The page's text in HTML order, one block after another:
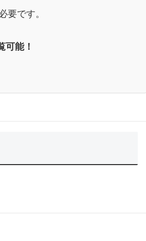
要です。
可能！